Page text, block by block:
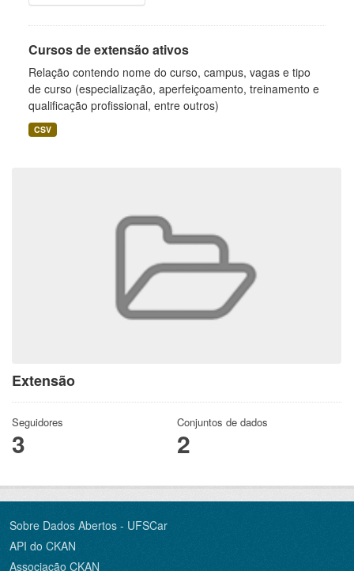
Extensão
Seguidores
3
Conjuntos de dados
2
Cursos de extensão ativos
Relação contendo nome do curso, campus, vagas e tipo
de curso (especialização, aperfeiçoamento, treinamento e
qualificação profissional, entre outros)
CSV
Sobre Dados Abertos - UFSCar
API do CKAN
Associação CKAN